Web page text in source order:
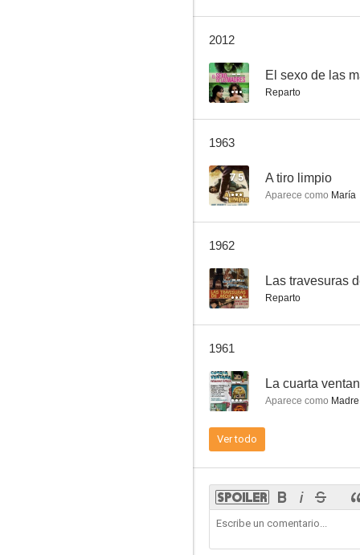
El sexo de las madres
--
2012
-- El sexo de las
Reparto
1963
7.5 A tiro limpio
Aparece como María
1962
-- Las travesuras
Reparto
1961
-- La cuarta
Aparece como
Ver todo